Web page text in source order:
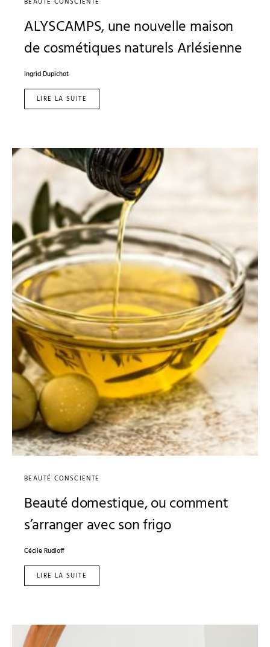
ALYSCAMPS, une nouvelle maison
de cosmétiques naturels Arlésienne
Ingrid Dupichot
LIRE LA SUITE
BEAUTÉ CONSCIENTE
Beauté domestique, ou comment
s’arranger avec son frigo
Cécile Rudloff
LIRE LA SUITE